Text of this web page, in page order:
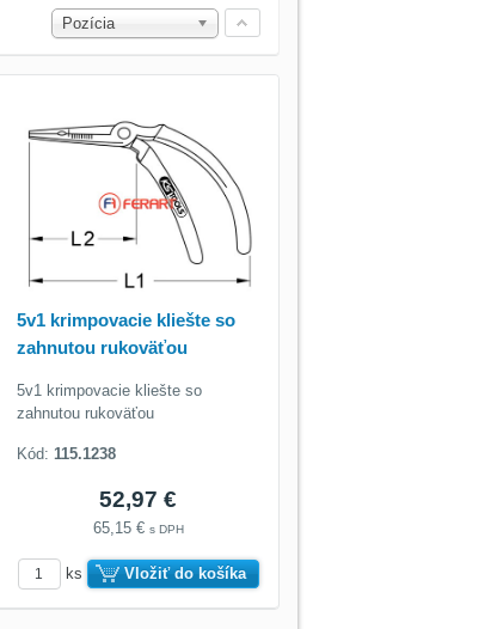
Pozícia
5v1 krimpovacie kliešte so
zahnutou rukoväťou
5v1 krimpovacie kliešte so
zahnutou rukoväťou
Kód: 115.1238
52,97 €
65,15 € s DPH
ks Vložiť do košíka